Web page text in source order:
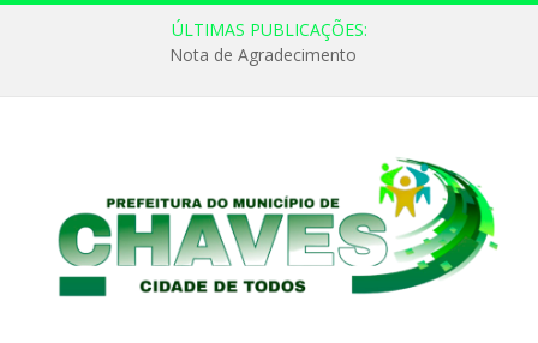
ÚLTIMAS PUBLICAÇÕES:
Nota de Agradecimento